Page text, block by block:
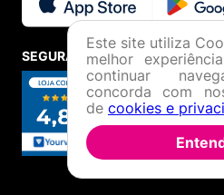
SEGURANÇA E CREDIBILIDADE
Este site utiliza
melhor
continuar
concorda com
de cookies e